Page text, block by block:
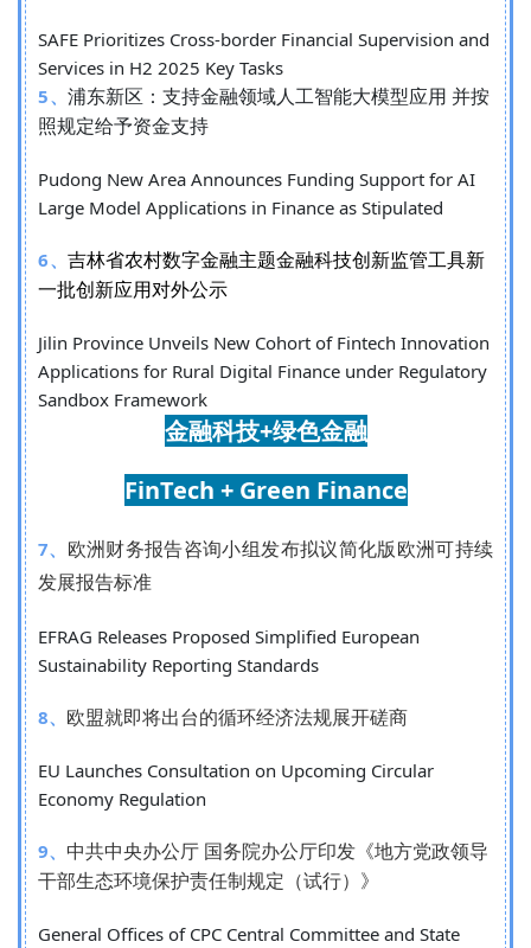
SAFE Prioritizes Cross-border Financial Supervision and
Services in H2 2025 Key Tasks
5、浦东新区：支持金融领域人工智能大模型应用 并按
照规定给予资金支持
Pudong New Area Announces Funding Support for AI
Large Model Applications in Finance as Stipulated
6、吉林省农村数字金融主题金融科技创新监管工具新
一批创新应用对外公示
Jilin Province Unveils New Cohort of Fintech Innovation
Applications for Rural Digital Finance under Regulatory
Sandbox Framework
金融科技+绿色金融
FinTech + Green Finance
7、 欧洲财务报告咨询小组发布拟议简化版欧洲可持续
发展报告标准
EFRAG Releases Proposed Simplified European
Sustainability Reporting Standards
8、 欧盟就即将出台的循环经济法规展开磋商
EU Launches Consultation on Upcoming Circular
Economy Regulation
9、 中共中央办公厅 国务院办公厅印发《地方党政领导
干部生态环境保护责任制规定（试行）》
General Offices of CPC Central Committee and State